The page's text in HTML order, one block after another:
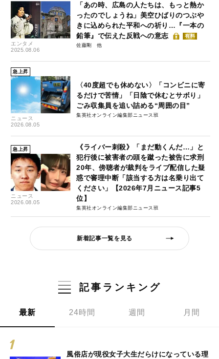
エンタメ
2025.08.06
「あの時、広島の人たちは、もっと熱か
ったのでしょうね」美空ひばりのつぶや
きに込められた平和への祈り…『一本の
鉛筆』で伝えた反戦への意志
有料
佐藤剛
急上昇
ニュース
2026.08.05
〈40度超でも休めない〉「コンビニに寄
るだけで苦情」「日陰で休むとサボり」
ごみ収集員を追い詰める“周囲の目”
集英社オンライン編集部ニュース班
急上昇
ニュース
2026.08.05
《ライバー刺殺》「まだ動くんだ…」と
犯行後に被害者の頭を蹴った被告に求刑
20年、傍聴者が裁判をライブ配信した疑
惑で審理中断「該当する方は名乗り出て
ください」【2026年7月ニュース記事5
位】
集英社オンライン編集部ニュース班
新着記事一覧を見る
記事ランキング
最新 24時間 週間 月間
風俗店が現役女子大生だらけになっている理